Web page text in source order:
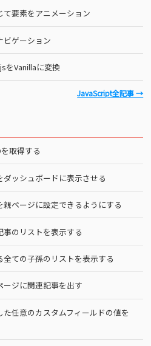
て要素をアニメーション
ビゲーション
をVanillaに変換
JavaScript全記事 →
取得する
ッシュボードに表示させる
ページに設定できるようにする
のリストを表示する
ての子孫のリストを表示する
ジに関連記事を出す
任意のカスタムフィールドの値を